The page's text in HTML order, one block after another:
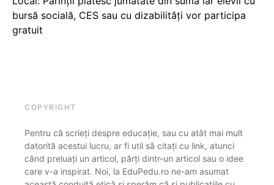
bursă socială, CES sau cu dizabilităţi vor participa
gratuit
COPYRIGHT
Pentru că scrieți despre educație, sau cu atât mai mult
datorită acestui lucru, ar fi util să citați cu link, atunci
când preluați un articol, părți dintr-un articol sau o idee
care v-a inspirat. Noi, la EduPedu.ro ne-am asumat